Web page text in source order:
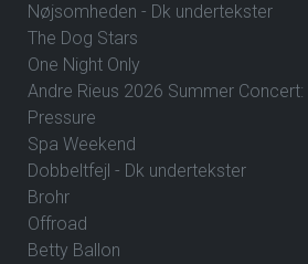
Nøjsomheden - Dk undertekster
The Dog Stars
One Night Only
Andre Rieus 2026 Summer
Pressure
Spa Weekend
Dobbeltfejl - Dk undertekster
Brohr
Offroad
Betty Ballon